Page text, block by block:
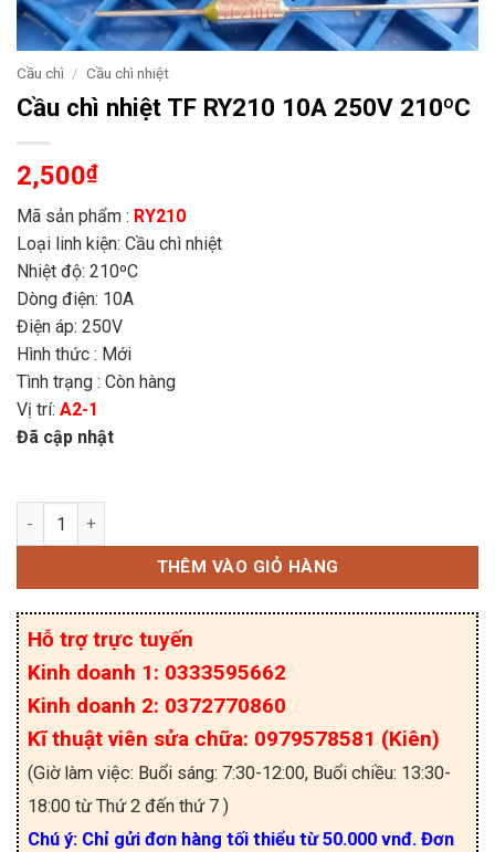
Cầu chì / Cầu chì nhiệt
Cầu chì nhiệt TF RY210 10A 250V 210ºC
2,500₫
Mã sản phẩm : RY210
Loại linh kiện: Cầu chì nhiệt
Nhiệt độ: 210ºC
Dòng điện: 10A
Điện áp: 250V
Hình thức : Mới
Tình trạng : Còn hàng
Vị trí: A2-1
Đã cập nhật
Cầu chì nhiệt TF RY210 10A 250V 210ºC số lượng
THÊM VÀO GIỎ HÀNG
Hỗ trợ trực tuyến
Kinh doanh 1: 0333595662
Kinh doanh 2: 0372770860
Kĩ thuật viên sửa chữa: 0979578581 (Kiên)
(Giờ làm việc: Buổi sáng: 7:30-12:00, Buổi chiều: 13:30-
18:00 từ Thứ 2 đến thứ 7 )
Chú ý: Chỉ gửi đơn hàng tối thiểu từ 50.000 vnđ. Đơn